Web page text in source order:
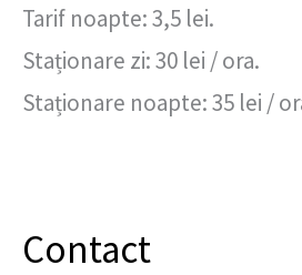
Tarif noapte: 3,5 lei.
Staționare zi: 30 lei / ora.
Staționare noapte: 35 lei /
Contact